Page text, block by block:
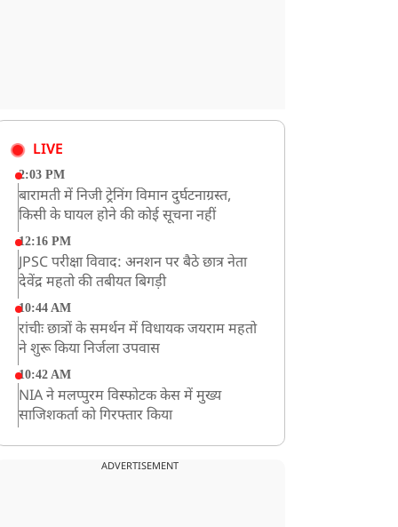
LIVE
2:03 PM
बारामती में निजी ट्रेनिंग विमान दुर्घटनाग्रस्त,
किसी के घायल होने की कोई सूचना नहीं
12:16 PM
JPSC परीक्षा विवाद: अनशन पर बैठे छात्र नेता
देवेंद्र महतो की तबीयत बिगड़ी
10:44 AM
रांचीः छात्रों के समर्थन में विधायक जयराम महतो
ने शुरू किया निर्जला उपवास
10:42 AM
NIA ने मलप्पुरम विस्फोटक केस में मुख्य
साजिशकर्ता को गिरफ्तार किया
PM मोदी को आया अमेरिकी उपराष्ट्रपति जेडी
ADVERTISEMENT